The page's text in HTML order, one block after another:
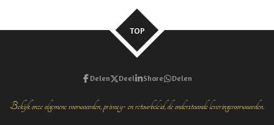
TOP
Delen Deel Share Delen
Bekijk onze algemene voorwaarden, privacy- en retourbeleid, de onderstaande leveringsvoorwaarden.